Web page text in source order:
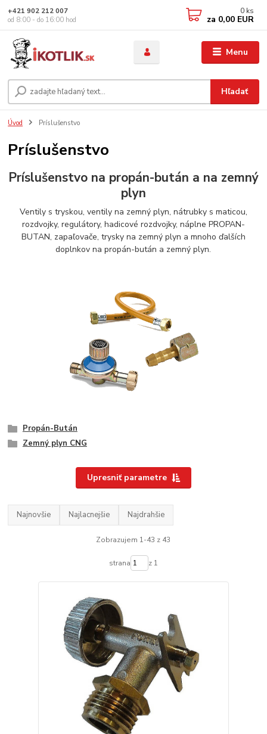
Menu
Hľadať
+421 902 212 007
od 8:00 - do 16:00 hod
0 ks
za 0,00 EUR
Úvod Príslušenstvo
Príslušenstvo
Príslušenstvo na propán-bután a na zemný
plyn
Ventily s tryskou, ventily na zemný plyn, nátrubky s maticou,
rozdvojky, regulátory, hadicové rozdvojky, náplne PROPAN-
BUTAN, zapaľovače, trysky na zemný plyn a mnoho ďalších
doplnkov na propán-bután a zemný plyn.
Propán-Bután
Zemný plyn CNG
Upresniť parametre
Najnovšie Najlacnejšie Najdrahšie
Zobrazujem 1-43 z 43
strana z 1